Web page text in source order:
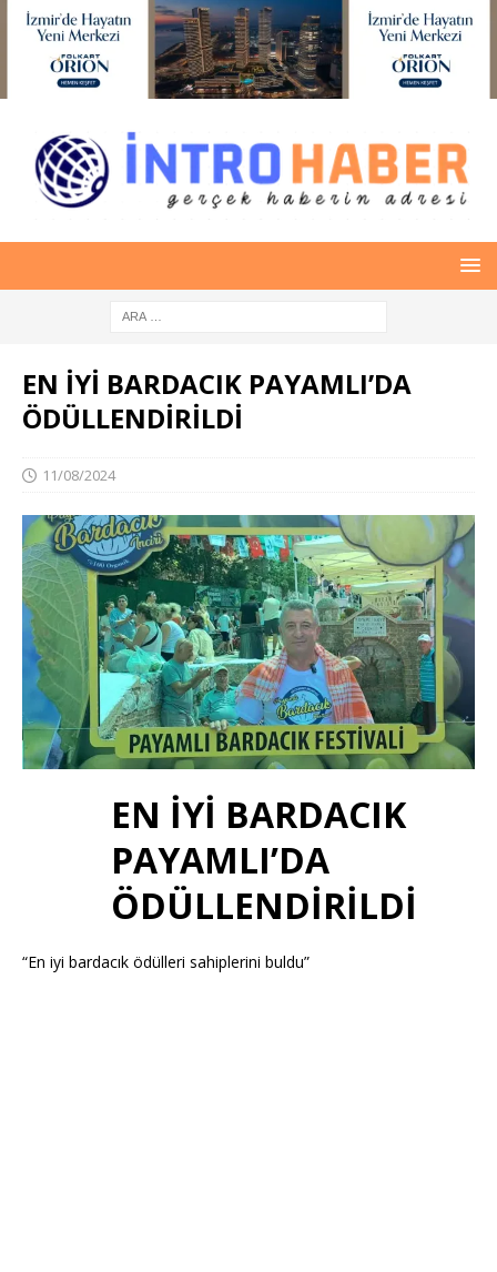
EN İYİ BARDACIK PAYAMLI’DA
ÖDÜLLENDİRİLDİ
11/08/2024
EN İYİ BARDACIK
PAYAMLI’DA
ÖDÜLLENDİRİLDİ
“En iyi bardacık ödülleri sahiplerini buldu”